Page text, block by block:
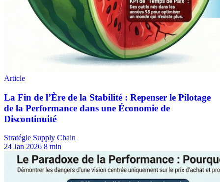
Stratégie Supply Chain
24 Jan 2026 8 min